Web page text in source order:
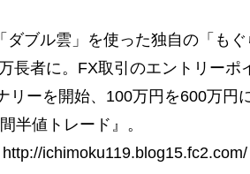
ブル雲」を使った独自の「もぐ
長者に。FX取引のエントリーポ
リーを開始、100万円を600万円
半値トレード』。
ichimoku119.blog15.fc2.com/